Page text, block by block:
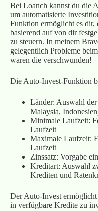
Bei Loanch kannst du die
um automatisierte
Funktion ermöglicht es dir,
basierend auf von dir
zu steuern. In meinem
gelegentlich Probleme
waren die verschwunden!
Die Auto‑Invest‑Funktion
Länder: Auswahl
Malaysia,
Minimale Laufzeit:
Laufzeit
Maximale Laufzeit:
Laufzeit
Zinssatz: Vorgabe
Kreditart: Auswahl
Krediten und
Der Auto‑Invest
in verfügbare Kredite zu